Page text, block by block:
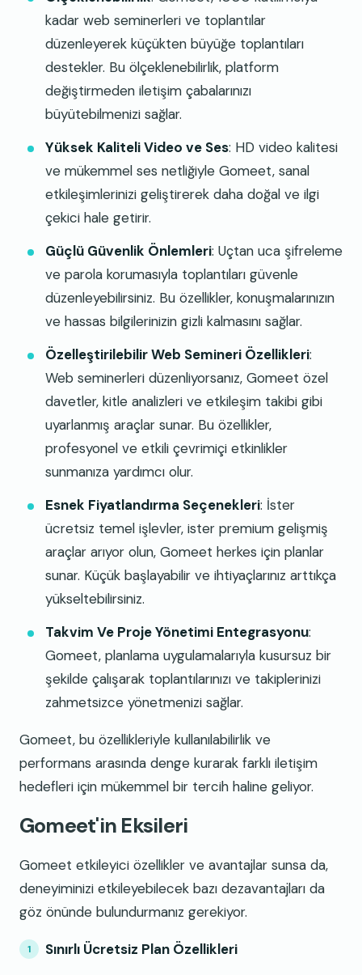
kadar web seminerleri ve toplantılar
düzenleyerek küçükten büyüğe toplantıları
destekler. Bu ölçeklenebilirlik, platform
değiştirmeden iletişim çabalarınızı
büyütebilmenizi sağlar.
Yüksek Kaliteli Video ve Ses: HD video kalitesi
ve mükemmel ses netliğiyle Gomeet, sanal
etkileşimlerinizi geliştirerek daha doğal ve ilgi
çekici hale getirir.
Güçlü Güvenlik Önlemleri: Uçtan uca şifreleme
ve parola korumasıyla toplantıları güvenle
düzenleyebilirsiniz. Bu özellikler, konuşmalarınızın
ve hassas bilgilerinizin gizli kalmasını sağlar.
Özelleştirilebilir Web Semineri Özellikleri:
Web seminerleri düzenliyorsanız, Gomeet özel
davetler, kitle analizleri ve etkileşim takibi gibi
uyarlanmış araçlar sunar. Bu özellikler,
profesyonel ve etkili çevrimiçi etkinlikler
sunmanıza yardımcı olur.
Esnek Fiyatlandırma Seçenekleri: İster
ücretsiz temel işlevler, ister premium gelişmiş
araçlar arıyor olun, Gomeet herkes için planlar
sunar. Küçük başlayabilir ve ihtiyaçlarınız arttıkça
yükseltebilirsiniz.
Takvim Ve Proje Yönetimi Entegrasyonu:
Gomeet, planlama uygulamalarıyla kusursuz bir
şekilde çalışarak toplantılarınızı ve takiplerinizi
zahmetsizce yönetmenizi sağlar.
Gomeet, bu özellikleriyle kullanılabilirlik ve
performans arasında denge kurarak farklı iletişim
hedefleri için mükemmel bir tercih haline geliyor.
Gomeet'in Eksileri
Gomeet etkileyici özellikler ve avantajlar sunsa da,
deneyiminizi etkileyebilecek bazı dezavantajları da
göz önünde bulundurmanız gerekiyor.
Sınırlı Ücretsiz Plan Özellikleri